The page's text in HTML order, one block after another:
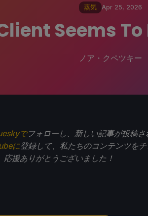
蒸気 Apr 25, 2026
Seems
ノア・クペツキー
でフォローし、新しい記事が投稿
に登録して、私たちのコンテンツを
援ありがとうございました！